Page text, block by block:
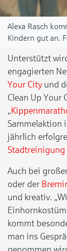
Alexa Rasch
Kindern gut an.
Unterstützt
engagierten
Your Cityund
Clean Up Your
„
Sammelaktion
jährlich
Stadtreinigung
Auch bei
oder der
und kreativ.
kommt
man ins